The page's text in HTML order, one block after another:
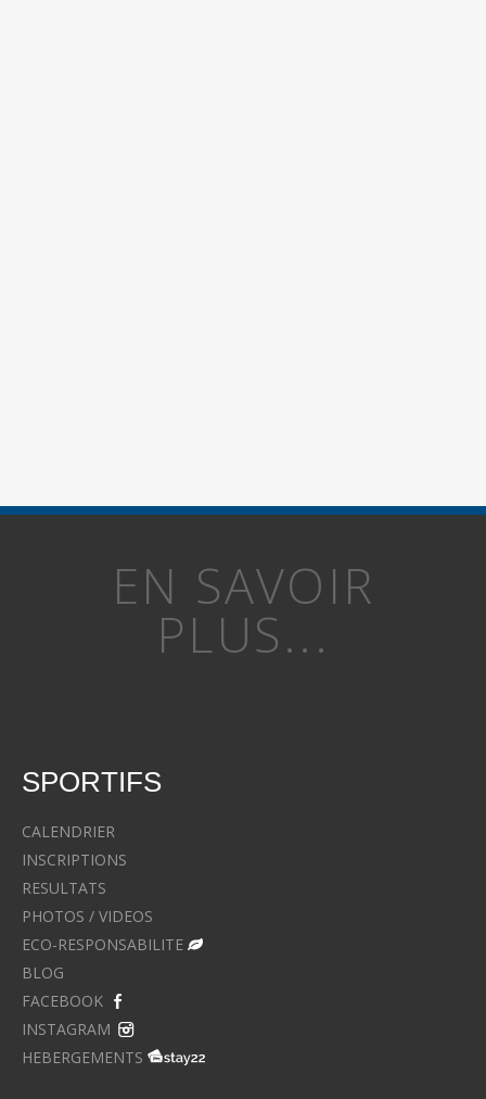
EN SAVOIR
PLUS...
SPORTIFS
CALENDRIER
INSCRIPTIONS
RESULTATS
PHOTOS / VIDEOS
ECO-RESPONSABILITE
BLOG
FACEBOOK
INSTAGRAM
HEBERGEMENTS